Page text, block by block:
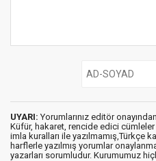
UYARI: Yorumlarınız editör
Küfür, hakaret, rencide edici cümleler
imla kuralları ile yazılmamış,Türkçe
harflerle yazılmış yorumlar
yazarları sorumludur. Kurumumuz